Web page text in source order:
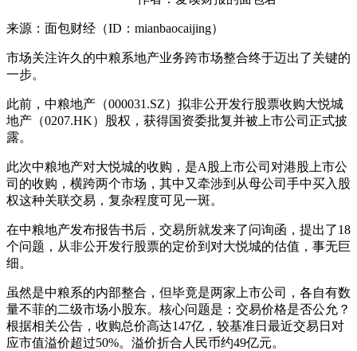
来源：面包财经（ID：mianbaocaijing）
市场关注许久的中粮系地产业务跨市场整合终于迈出了关键的
一步。
此前，中粮地产（000031.SZ）拟非公开发行股票收购大悦城
地产（0207.HK）股权，获得国资委批复并被上市公司正式披
露。
此次中粮地产对大悦城的收购，是A股上市公司对港股上市公
司的收购，横跨两个市场，其中又牵涉到从母公司手中买入股
权这种关联交易，复杂程度可见一斑。
在中粮地产发布报告书后，交易所就发来了问询函，提出了18
个问题，从非公开发行股票的定价到对大悦城的估值，事无巨
细。
虽然是中粮系的内部整合，但毕竟是两家上市公司，各自有数
量不菲的二级市场小股东。核心问题是：交易价格是否公允？
根据相关公告，收购总价高达147亿，较基准日最近交易日对
应市值溢价超过50%。溢价折合人民币约49亿元。